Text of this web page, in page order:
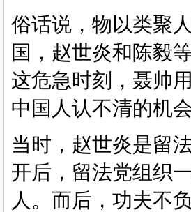
俗话说，物以类聚
国，赵世炎和陈毅
这危急时刻，聂帅
中国人认不清的机
当时，赵世炎是留
开后，留法党组织
人。而后，功夫不